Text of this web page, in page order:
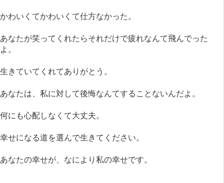
かわいくてかわいくて仕方なかった。
あなたが笑ってくれたらそれだけで疲れなんて飛んでった
よ。
生きていてくれてありがとう。
あなたは、私に対して後悔なんてすることないんだよ。
何にも心配しなくて大丈夫。
幸せになる道を選んで生きてください。
あなたの幸せが、なにより私の幸せです。